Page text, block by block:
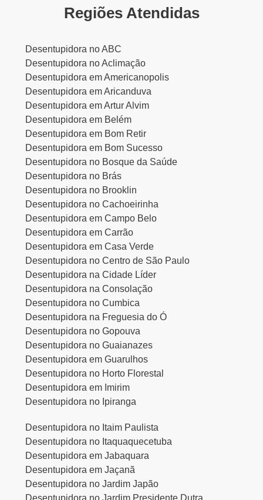
Regiões Atendidas
Desentupidora no ABC
Desentupidora no Aclimação
Desentupidora em Americanopolis
Desentupidora em Aricanduva
Desentupidora em Artur Alvim
Desentupidora em Belém
Desentupidora em Bom Retir
Desentupidora em Bom Sucesso
Desentupidora no Bosque da Saúde
Desentupidora no Brás
Desentupidora no Brooklin
Desentupidora no Cachoeirinha
Desentupidora em Campo Belo
Desentupidora em Carrão
Desentupidora em Casa Verde
Desentupidora no Centro de São Paulo
Desentupidora na Cidade Líder
Desentupidora na Consolação
Desentupidora no Cumbica
Desentupidora na Freguesia do Ó
Desentupidora no Gopouva
Desentupidora no Guaianazes
Desentupidora em Guarulhos
Desentupidora no Horto Florestal
Desentupidora em Imirim
Desentupidora no Ipiranga
Desentupidora no Itaim Paulista
Desentupidora no Itaquaquecetuba
Desentupidora em Jabaquara
Desentupidora em Jaçanã
Desentupidora no Jardim Japão
Desentupidora no Jardim Presidente Dutra